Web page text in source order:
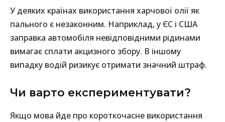
У деяких країнах використання харчової олії як
пального є незаконним. Наприклад, у ЄС і США
заправка автомобіля невідповідними рідинами
вимагає сплати акцизного збору. В іншому
випадку водій ризикує отримати значний штраф.
Чи варто експериментувати?
Якщо мова йде про короткочасне використання